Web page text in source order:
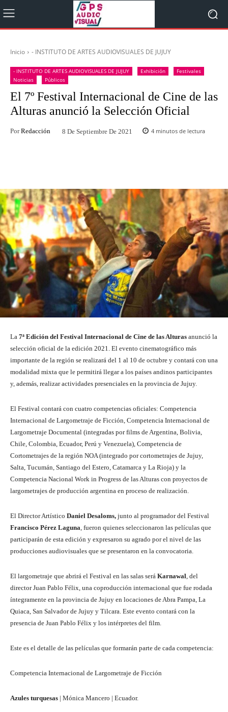
Inicio - INSTITUTO DE ARTES AUDIOVISUALES DE JUJUY
- INSTITUTO DE ARTES AUDIOVISUALES DE JUJUY Exhibición
Festivales
Noticias
Públicos
El 7º Festival Internacional de Cine de las
Alturas anunció la Selección Oficial
Por Redacción 8 De Septiembre De 2021 4 minutos de lectura
La 7ª Edición del Festival Internacional de Cine de las Alturas anunció la
selección oficial de la edición 2021. El evento cinematográfico más
importante de la región se realizará del 1 al 10 de octubre y contará con una
modalidad mixta que le permitirá llegar a los países andinos participantes
y, además, realizar actividades presenciales en la provincia de Jujuy.
El Festival contará con cuatro competencias oficiales: Competencia
Internacional de Largometraje de Ficción, Competencia Internacional de
Largometraje Documental (integradas por films de Argentina, Bolivia,
Chile, Colombia, Ecuador, Perú y Venezuela), Competencia de
Cortometrajes de la región NOA (integrado por cortometrajes de Jujuy,
Salta, Tucumán, Santiago del Estero, Catamarca y La Rioja) y la
Competencia Nacional Work in Progress de las Alturas con proyectos de
largometrajes de producción argentina en proceso de realización.
El Director Artístico Daniel Desaloms, junto al programador del Festival
Francisco Pérez Laguna, fueron quienes seleccionaron las películas que
participarán de esta edición y expresaron su agrado por el nivel de las
producciones audiovisuales que se presentaron en la convocatoria.
El largometraje que abrirá el Festival en las salas será Karnawal, del
director Juan Pablo Félix, una coproducción internacional que fue rodada
íntegramente en la provincia de Jujuy en locaciones de Abra Pampa, La
Quiaca, San Salvador de Jujuy y Tilcara. Este evento contará con la
presencia de Juan Pablo Félix y los intérpretes del film.
Este es el detalle de las películas que formarán parte de cada competencia:
Competencia Internacional de Largometraje de Ficción
Azules turquesas | Mónica Mancero | Ecuador.